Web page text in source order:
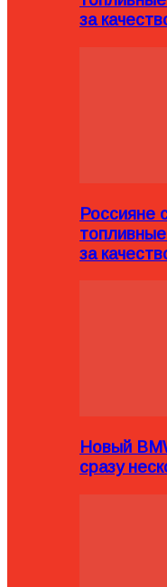
за
Россияне
за
Новый
сразу